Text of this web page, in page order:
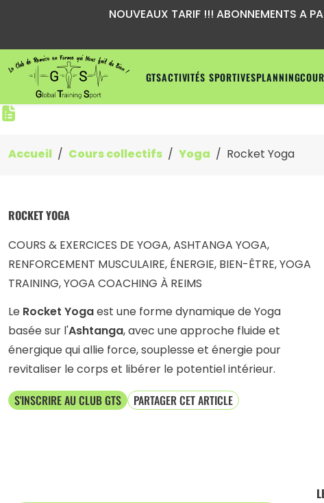
NOUVEAUX TARIF !!! ABONNEMENTS A
GTSACTIVITÉS SPORTIVESPLANNING
Accueil Cours collectifs Yoga Rocket Yoga
ROCKET YOGA
COURS & EXERCICES DE YOGA, ASHTANGA YOGA,
RENFORCEMENT MUSCULAIRE, ÉNERGIE, BIEN-ÊTRE, YOGA
TRAINING, YOGA COACHING À REIMS
LeRocket Yogaest une forme dynamique de Yoga
basée sur l'Ashtanga, avec une approche fluide et
énergique qui allie force, souplesse et énergie pour
revitaliser le corps et libérer le potentiel intérieur.
S'INSCRIRE AU CLUB GTS
PARTAGER CET ARTICLE